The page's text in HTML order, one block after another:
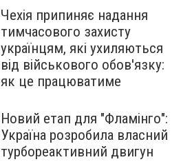
Чехія припиняє надання
тимчасового захисту
українцям, які ухиляються
від військового обов'язку:
як це працюватиме
Новий етап для "Фламінго":
Україна розробила власний
турбореактивний двигун